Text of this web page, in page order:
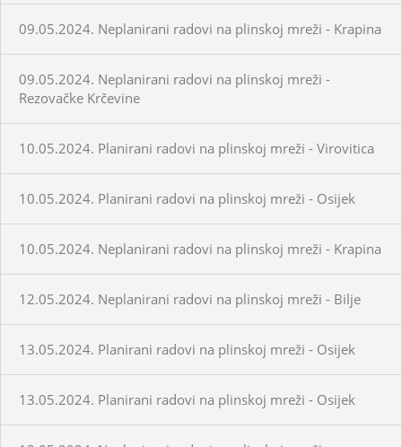
09.05.2024. Neplanirani radovi na plinskoj mreži - Krapina
09.05.2024. Neplanirani radovi na plinskoj mreži -
Rezovačke Krčevine
10.05.2024. Planirani radovi na plinskoj mreži - Virovitica
10.05.2024. Planirani radovi na plinskoj mreži - Osijek
10.05.2024. Neplanirani radovi na plinskoj mreži - Krapina
12.05.2024. Neplanirani radovi na plinskoj mreži - Bilje
13.05.2024. Planirani radovi na plinskoj mreži - Osijek
13.05.2024. Planirani radovi na plinskoj mreži - Osijek